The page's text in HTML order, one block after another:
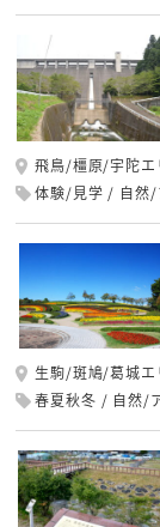
飛鳥/橿原/宇陀エ
体験/見学
自然/
生駒/斑鳩/葛城エ
春夏秋冬
自然/